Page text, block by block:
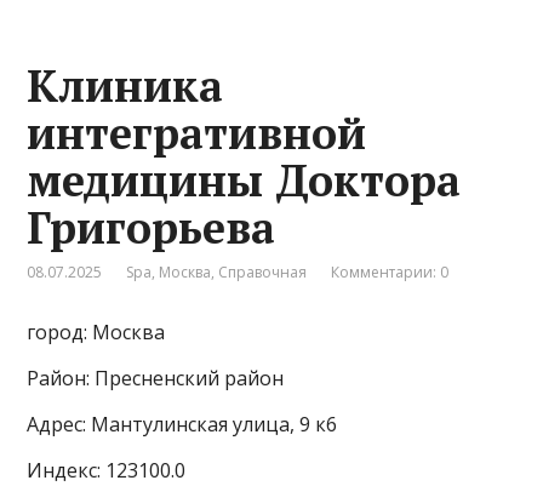
Клиника
интегративной
медицины Доктора
Григорьева
08.07.2025 Spa, Москва, Справочная Комментарии: 0
город: Москва
Район: Пресненский район
Адрес: Мантулинская улица, 9 к6
Индекс: 123100.0